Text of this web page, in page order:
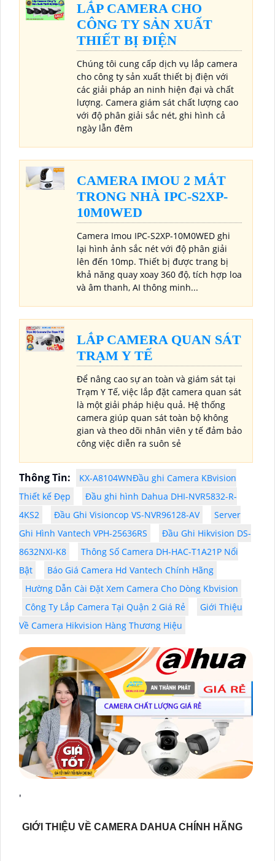
LẮP CAMERA CHO
CÔNG TY SẢN XUẤT
THIẾT BỊ ĐIỆN
Chúng tôi cung cấp dịch vụ lắp camera
cho công ty sản xuất thiết bị điện với
các giải pháp an ninh hiện đại và chất
lượng. Camera giám sát chất lượng cao
với độ phân giải sắc nét, ghi hình cả
ngày lẫn đêm
CAMERA IMOU 2 MẮT
TRONG NHÀ IPC-S2XP-
10M0WED
Camera Imou IPC-S2XP-10M0WED ghi
lại hình ảnh sắc nét với độ phân giải
lên đến 10mp. Thiết bị được trang bị
khả năng quay xoay 360 độ, tích hợp loa
và âm thanh, AI thông minh...
LẮP CAMERA QUAN SÁT
TRẠM Y TẾ
Để nâng cao sự an toàn và giám sát tại
Trạm Y Tế, việc lắp đặt camera quan sát
là một giải pháp hiệu quả. Hệ thống
camera giúp quan sát toàn bộ không
gian và theo dõi nhân viên y tế đảm bảo
công việc diễn ra suôn sẻ
Thông Tin:
KX-A8104WNĐầu ghi Camera KBvision
Thiết kế Đẹp
Đầu ghi hình Dahua DHI-NVR5832-R-
4KS2
Đầu Ghi Visioncop VS-NVR96128-AV
Server
Ghi Hình Vantech VPH-25636RS
Đầu Ghi Hikvision DS-
8632NXI-K8
Thông Số Camera DH-HAC-T1A21P Nổi
Bật
Báo Giá Camera Hd Vantech Chính Hãng
Hường Dẫn Cài Đặt Xem Camera Cho Dòng Kbvision
Công Ty Lắp Camera Tại Quận 2 Giá Rẻ
Giới Thiệu
Về Camera Hikvision Hàng Thương Hiệu
'
GIỚI THIỆU VỀ CAMERA DAHUA CHÍNH HÃNG